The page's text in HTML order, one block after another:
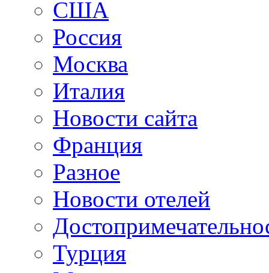
США
Россия
Москва
Италия
Новости сайта
Франция
Разное
Новости отелей
Турция